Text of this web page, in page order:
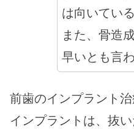
は向いてい
また、骨造
早いとも言
前歯のインプラント
インプラントは、抜